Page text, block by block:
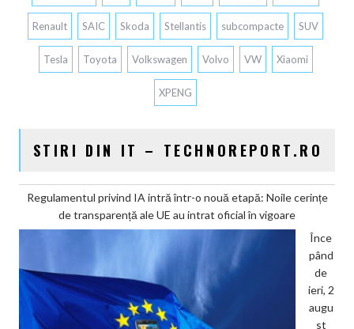
Renault SAIC Skoda Stellantis subcompacte SUV
Tesla Toyota Volkswagen Volvo VW Xiaomi
XPENG
STIRI DIN IT – TECHNOREPORT.RO
Regulamentul privind IA intră într-o nouă etapă: Noile cerințe
de transparență ale UE au intrat oficial în vigoare
Înce
pând
de
ieri, 2
augu
st